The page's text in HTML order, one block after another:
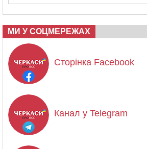
МИ У СОЦМЕРЕЖАХ
Сторінка Facebook
Канал у Telegram